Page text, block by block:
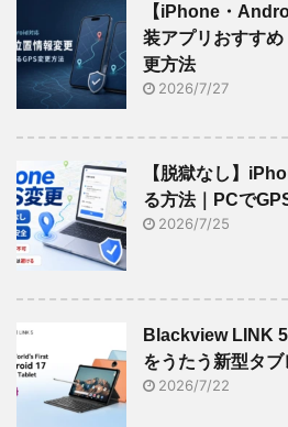
【iPhone・
装アプリおすす
更方法
2026/7/27
【脱獄なし】
る方法｜PCで
2026/7/25
Blackview LINK
をうたう新型タブ
2026/7/22